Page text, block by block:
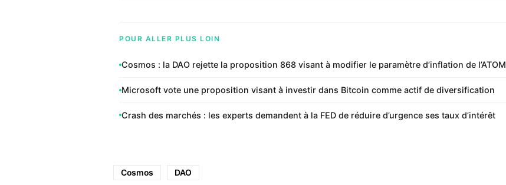
POUR ALLER PLUS LOIN
Cosmos : la DAO rejette la proposition 868 visant à modifier le paramètre d’inflation de l’ATOM
Microsoft vote une proposition visant à investir dans Bitcoin comme actif de diversification
Crash des marchés : les experts demandent à la FED de réduire d’urgence ses taux d’intérêt
Cosmos DAO